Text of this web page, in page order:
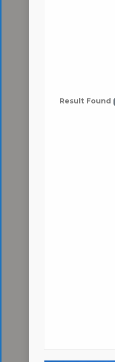
Result Found